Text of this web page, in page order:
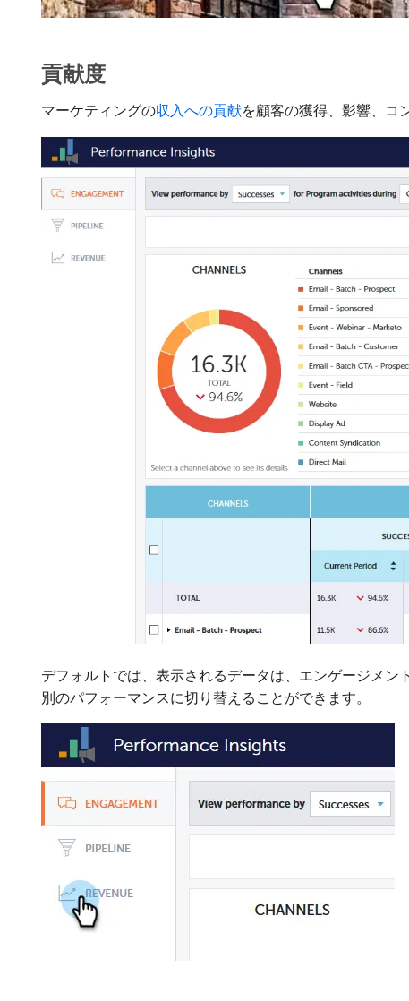
貢献度
マーケティングの収入への貢献を顧客の獲得、影響、コ
デフォルトでは、表示されるデータは、エンゲージメ
別のパフォーマンスに切り替えることができます。